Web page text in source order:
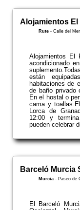
Alojamientos El
Rute -Calle del
Alojamientos El
acondicionado
están
habitaciones de
de baño privado
En el hostal o
cama y
Lorca de
12:00 y
pueden celebrar
Barceló Murcia
Murcia - Paseo de
El Barceló